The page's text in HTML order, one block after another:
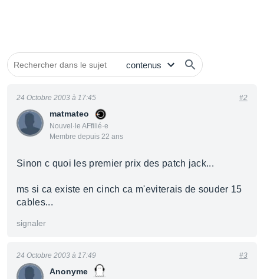
matmateo
Nouvel·le AFfilié·e
Membre depuis 22 ans
24 Octobre 2003 à 17:45 #2
Sinon c quoi les premier prix des patch jack...
ms si ca existe en cinch ca m'eviterais de souder 15
cables...
signaler
Anonyme
24 Octobre 2003 à 17:49 #3